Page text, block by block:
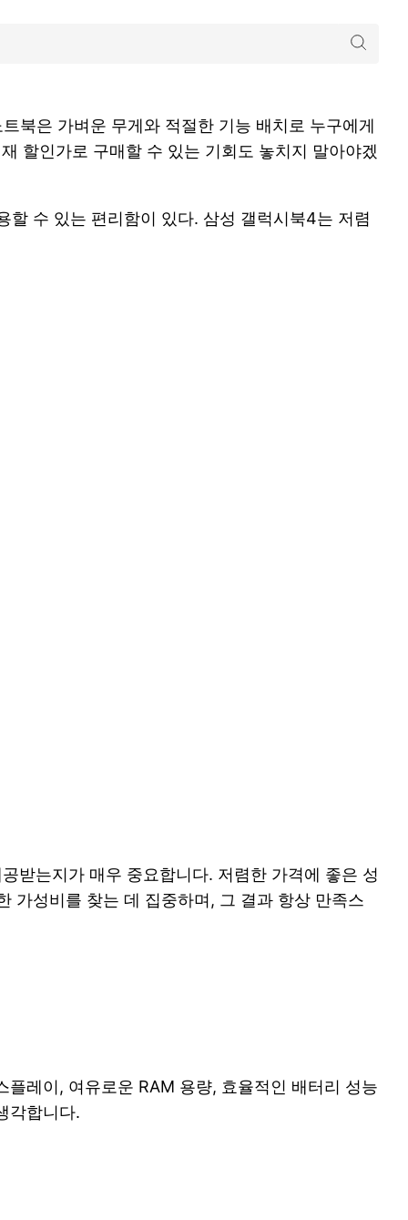
북은 가벼운 무게와 적절한 기능 배치로 누구에게
할인가로 구매할 수 있는 기회도 놓치지 말아야겠
할 수 있는 편리함이 있다. 삼성 갤럭시북4는 저렴
받는지가 매우 중요합니다. 저렴한 가격에 좋은 성
가성비를 찾는 데 집중하며, 그 결과 항상 만족스
레이, 여유로운 RAM 용량, 효율적인 배터리 성능
각합니다.